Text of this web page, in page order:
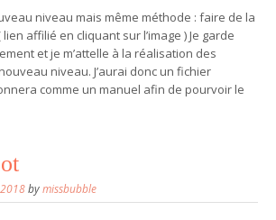
niveau mais même méthode : faire de la
lien affilié en cliquant sur l’image ) Je garde
et je m’attelle à la réalisation des
niveau. J’aurai donc un fichier
comme un manuel afin de pourvoir le
bymissbubble